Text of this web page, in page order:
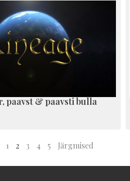
paavst & paavsti bulla
1 2 3 4 5 Järgmised